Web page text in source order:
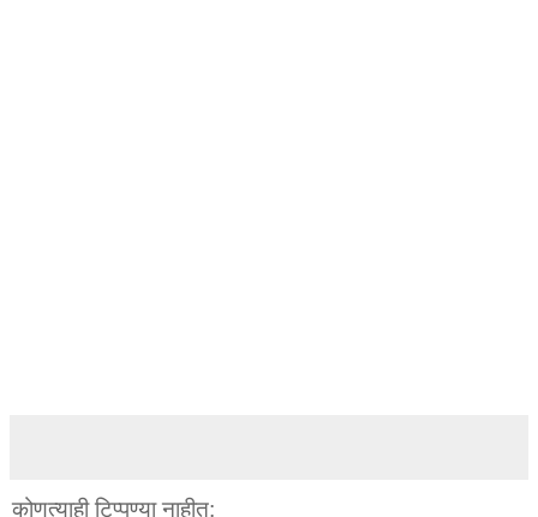
कोणत्याही टिप्पण्‍या नाहीत: